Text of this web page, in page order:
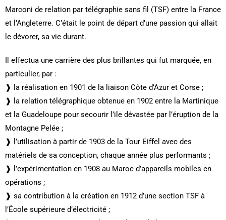
Marconi de relation par télégraphie sans fil (TSF) entre la France
et l’Angleterre. C’était le point de départ d’une passion qui allait
le dévorer, sa vie durant.
Il effectua une carrière des plus brillantes qui fut marquée, en
particulier, par :
❱ la réalisation en 1901 de la liaison Côte d’Azur et Corse ;
❱ la relation télégraphique obtenue en 1902 entre la Martinique
et la Guadeloupe pour secourir l’ile dévastée par l’éruption de la
Montagne Pelée ;
❱ l’utilisation à partir de 1903 de la Tour Eiffel avec des
matériels de sa conception, chaque année plus performants ;
❱ l’expérimentation en 1908 au Maroc d’appareils mobiles en
opérations ;
❱ sa contribution à la création en 1912 d’une section TSF à
l’École supérieure d’électricité ;